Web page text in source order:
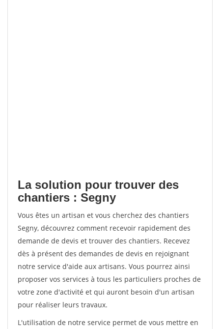
La solution pour trouver des
chantiers : Segny
Vous êtes un artisan et vous cherchez des chantiers
Segny, découvrez comment recevoir rapidement des
demande de devis et trouver des chantiers. Recevez
dès à présent des demandes de devis en rejoignant
notre service d'aide aux artisans. Vous pourrez ainsi
proposer vos services à tous les particuliers proches de
votre zone d'activité et qui auront besoin d'un artisan
pour réaliser leurs travaux.
L'utilisation de notre service permet de vous mettre en